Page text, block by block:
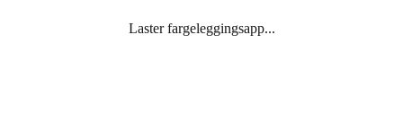
Laster fargeleggingsapp...